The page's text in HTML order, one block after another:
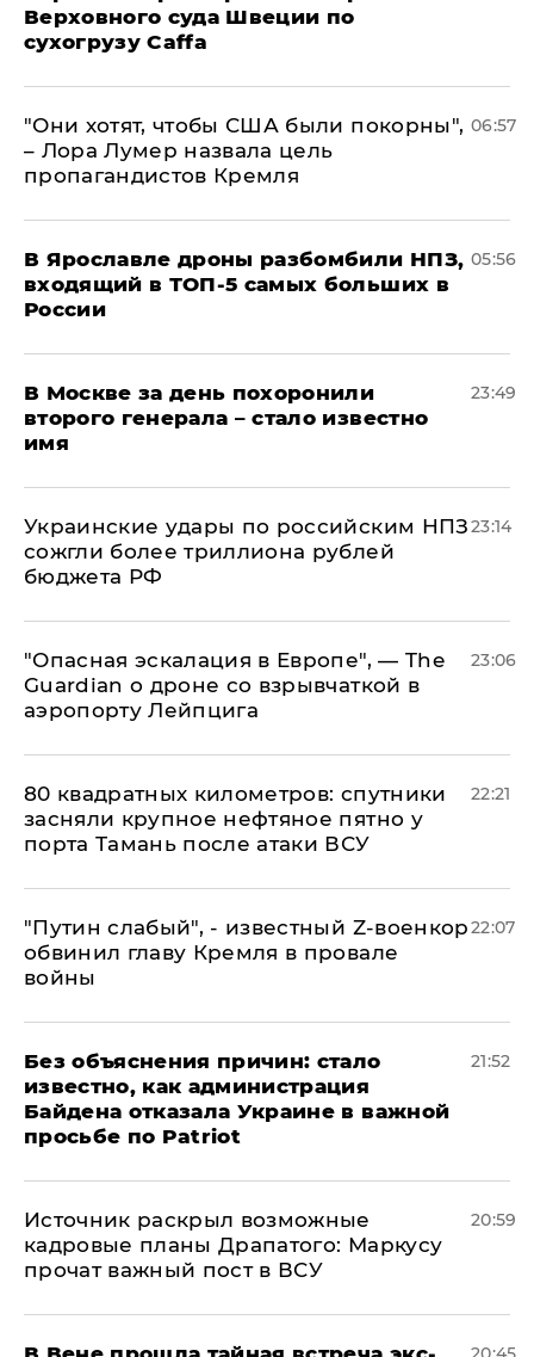
Верховного суда Швеции по
сухогрузу Caffa
"Они хотят, чтобы США были покорны",
– Лора Лумер назвала цель
пропагандистов Кремля
06:57
В Ярославле дроны разбомбили НПЗ,
входящий в ТОП-5 самых больших в
России
05:56
В Москве за день похоронили
второго генерала – стало известно
имя
23:49
Украинские удары по российским НПЗ
сожгли более триллиона рублей
бюджета РФ
23:14
"Опасная эскалация в Европе", — The
Guardian о дроне со взрывчаткой в
аэропорту Лейпцига
23:06
80 квадратных километров: спутники
засняли крупное нефтяное пятно у
порта Тамань после атаки ВСУ
22:21
​"Путин слабый", - известный Z-военкор
обвинил главу Кремля в провале
войны
22:07
Без объяснения причин: стало
известно, как администрация
Байдена отказала Украине в важной
просьбе по Patriot
21:52
​Источник раскрыл возможные
кадровые планы Драпатого: Маркусу
прочат важный пост в ВСУ
20:59